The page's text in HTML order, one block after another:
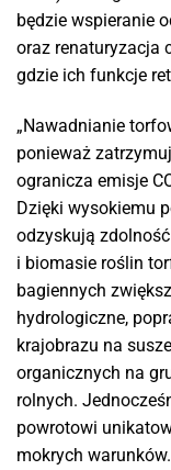
będzie wspieranie
oraz renaturyzacja
gdzie ich funkcje
„Nawadnianie
ponieważ
ogranicza emisje
Dzięki wysokiemu
odzyskują
i biomasie roślin
bagiennych
hydrologiczne,
krajobrazu na
organicznych na
rolnych.
powrotowi
mokrych